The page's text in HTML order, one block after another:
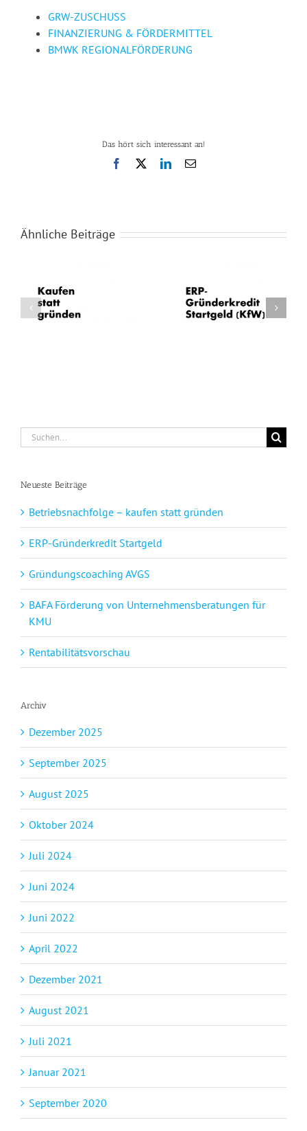
GRW-ZUSCHUSS
FINANZIERUNG & FÖRDERMITTEL
BMWK REGIONALFÖRDERUNG
Das hört sich interessant an!
Facebook LinkedIn
E-
Ähnliche Beiträge
ERP-Gründerkredit
Gründungscoaching
Suche
nach:
Neueste Beiträge
Betriebsnachfolge – kaufen statt gründen
ERP-Gründerkredit Startgeld
Gründungscoaching AVGS
BAFA Förderung von Unternehmensberatungen für
KMU
Rentabilitätsvorschau
Archiv
Dezember 2025
September 2025
August 2025
Oktober 2024
Juli 2024
Juni 2024
Juni 2022
April 2022
Dezember 2021
August 2021
Juli 2021
Januar 2021
September 2020